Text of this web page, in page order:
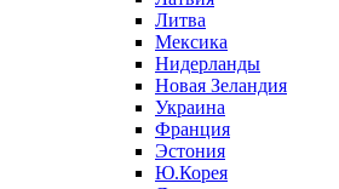
Литва
Мексика
Нидерланды
Новая Зеландия
Украина
Франция
Эстония
Ю.Корея